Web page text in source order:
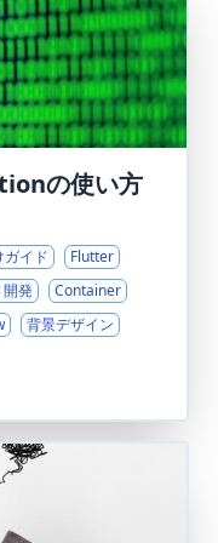
の使い方
ガイド
Flutter
発
Container
背景デザイン